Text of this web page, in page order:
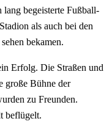
begeisterte Fußball-
als auch bei den
bekamen.
Erfolg. Die Straßen und
große Bühne der
zu Freunden.
beflügelt.